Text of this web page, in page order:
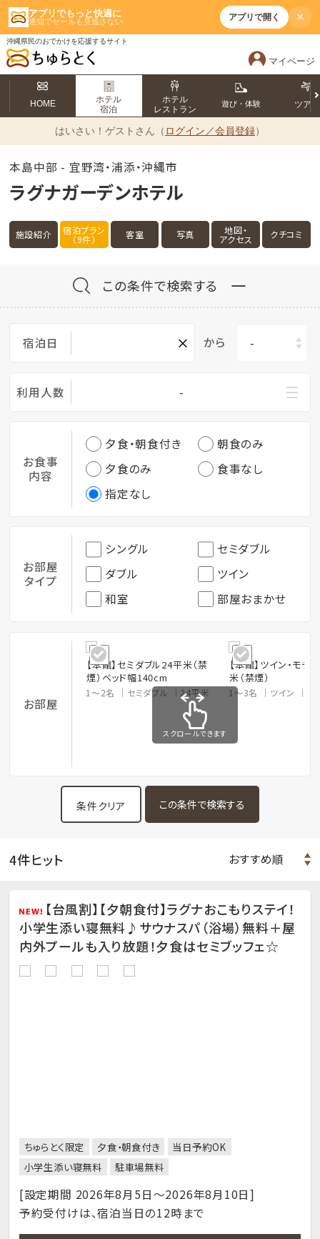
アプリでもっと快適に
通知でセールも見逃さない アプリで開く ×
沖縄県民のおでかけを応援するサイト
マイページ
HOME
ホテル
宿泊
ホテル
レストラン
遊び・体験 ツアー
はいさい！ ゲストさん（ ログイン／会員登録）
本島中部 - 宜野湾・浦添・沖縄市
ラグナガーデンホテル
施設紹介 宿泊プラン
（9件） 客室 写真 地図・
アクセス クチコミ
この条件で検索する
宿泊日 × から
利用人数 -
お食事
内容
夕食・朝食付き
朝食のみ
夕食のみ
食事なし
指定なし
お部屋
タイプ
シングル
セミダブル
ダブル
ツイン
和室
部屋おまかせ
お部屋
【本館】セミダブル24平米（禁
煙）ベッド幅140cm
1～2名 セミダブル 24平米
【本館】ツイン・モデ
米（禁煙）
1～3名 ツイン
スクロールできます
条件クリア
4件ヒット
【台風割】【夕朝食付】ラグナおこもりステイ！
小学生添い寝無料♪サウナスパ（浴場）無料＋屋
内外プールも入り放題！夕食はセミブッフェ☆
ちゅらとく限定 夕食・朝食付き
当日予約OK
小学生添い寝無料
駐車場無料
[設定期間 2026年8月5日～2026年8月10日]
予約受付けは、宿泊当日の12時まで